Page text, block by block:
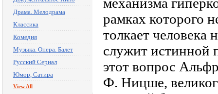
Драма. Мелодрама
Классика
Комедия
Музыка. Опера. Балет
Русский Сериал
Юмор, Сатира
View All
рамках которого
толкает человека
служит истинной
этот вопрос
Ф. Ницше,